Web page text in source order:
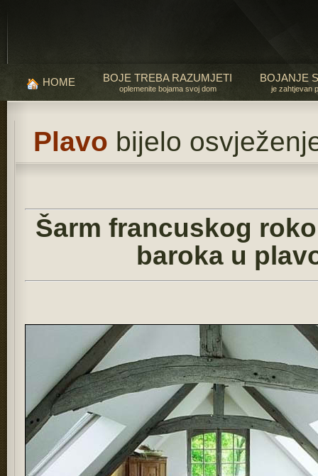
HOME BOJE TREBA RAZUMJETI
oplemenite bojama svoj dom
BOJANJE
je zahtjevan
Plavo bijelo
Šarm francuskog
baroka u